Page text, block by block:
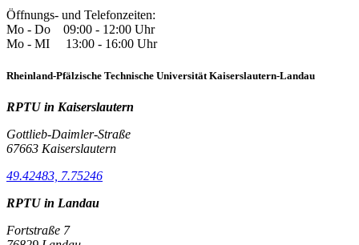
Öffnungs- und Telefonzeiten:
Mo - Do 09:00 - 12:00 Uhr
Mo - MI 13:00 - 16:00 Uhr
Rheinland-Pfälzische Technische Universität Kaiserslautern-Landau
RPTU in Kaiserslautern
Gottlieb-Daimler-Straße
67663 Kaiserslautern
49.42483, 7.75246
RPTU in Landau
Fortstraße 7